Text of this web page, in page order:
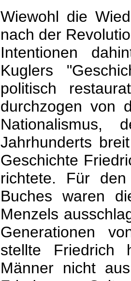
Wiewohl die
nach der
Intentionen
Kuglers
politisch
durchzogen von
Jahrhunderts
Geschichte
richtete. Für
Buches waren
Menzels
Generationen
stellte
Männer nicht